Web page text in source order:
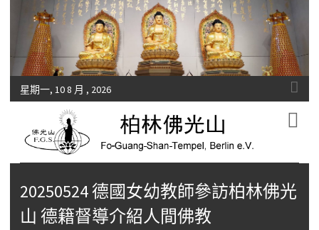
星期一, 10 8 月 , 2026
Fo-Guang-Shan-Tempel, Berlin e.V.
20250524 德國女幼教師參訪柏林佛光
山 德籍督導介紹人間佛教